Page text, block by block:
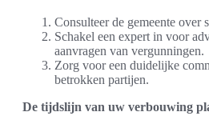
Consulteer de gemeente over
Schakel een expert in voor
aanvragen van vergunningen.
Zorg voor een duidelijke
betrokken partijen.
De tijdslijn van uw verbouwing